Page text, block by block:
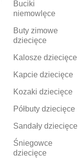
Buciki
niemowlęce
Buty zimowe
dziecięce
Kalosze dziecięce
Kapcie dziecięce
Kozaki dziecięce
Półbuty dziecięce
Sandały dziecięce
Śniegowce
dziecięce